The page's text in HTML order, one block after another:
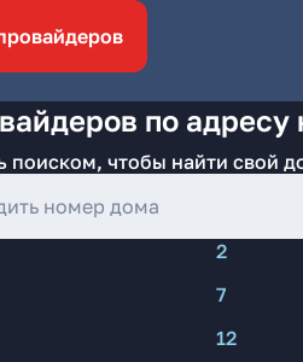
по
поиском, чтобы найти свой
2
7
12